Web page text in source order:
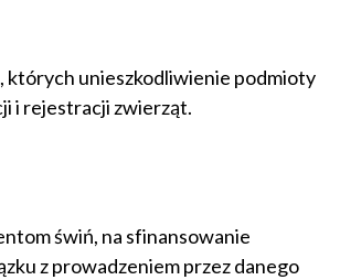
, których unieszkodliwienie podmioty
i rejestracji zwierząt.
świń, na sfinansowanie
z prowadzeniem przez danego